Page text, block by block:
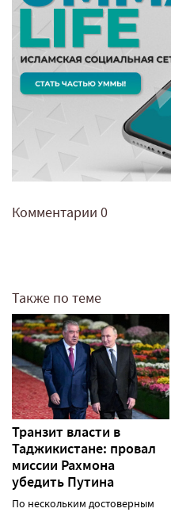
Комментарии 0
Также по теме
Транзит власти в
Таджикистане: провал
миссии Рахмона
убедить Путина
По нескольким достоверным